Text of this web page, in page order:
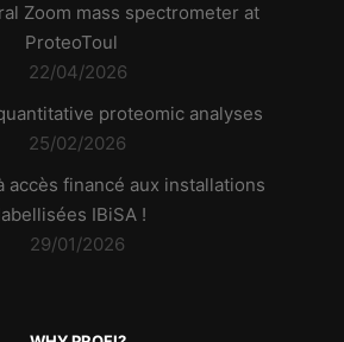
Zoom mass spectrometer at
ProteoToul
22/04/2026
proteomic analyses
25/02/2026
accès financé aux installations
IBiSA !
29/01/2026